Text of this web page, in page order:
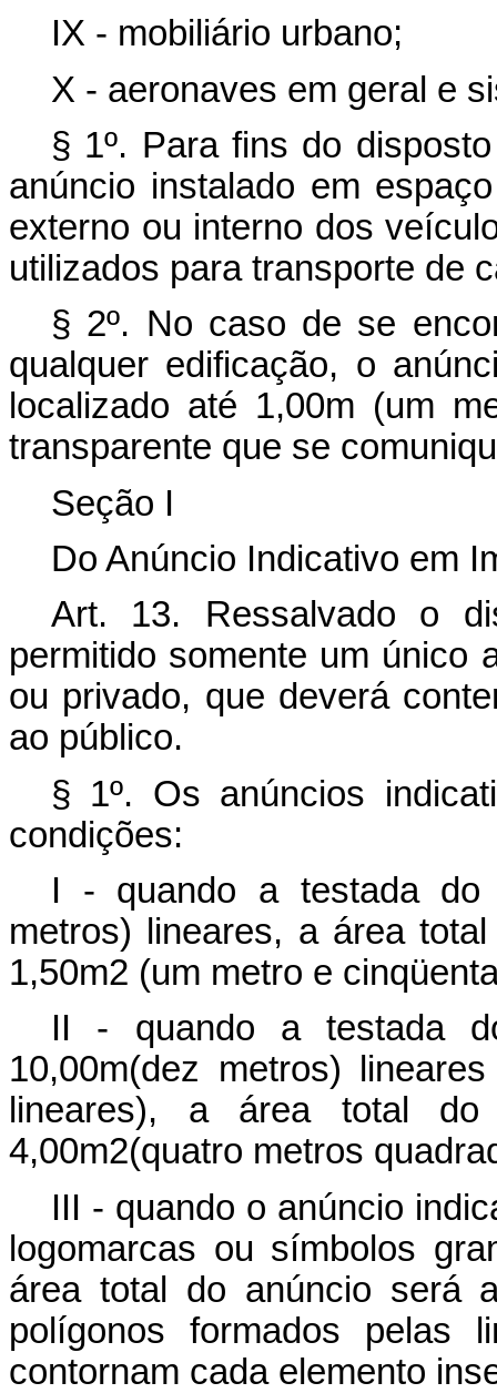
IX - mobiliário urbano;
X - aeronaves em geral e
§ 1º. Para fins do
anúncio instalado em
externo ou interno dos
utilizados para transporte de
§ 2º. No caso de se
qualquer edificação, o
localizado até 1,00m (um
transparente que se
Seção I
Do Anúncio Indicativo em
Art. 13. Ressalvado o
permitido somente um único
ou privado, que deverá
ao público.
§ 1º. Os anúncios
condições:
I - quando a testada do
metros) lineares, a área
1,50m2 (um metro e
II - quando a testada
10,00m(dez metros)
lineares), a área total do
4,00m2(quatro metros
III - quando o anúncio
logomarcas ou símbolos
área total do anúncio será
polígonos formados pelas
contornam cada elemento